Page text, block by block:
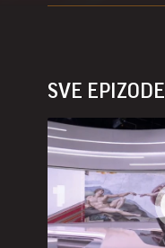
SVE EPIZODE